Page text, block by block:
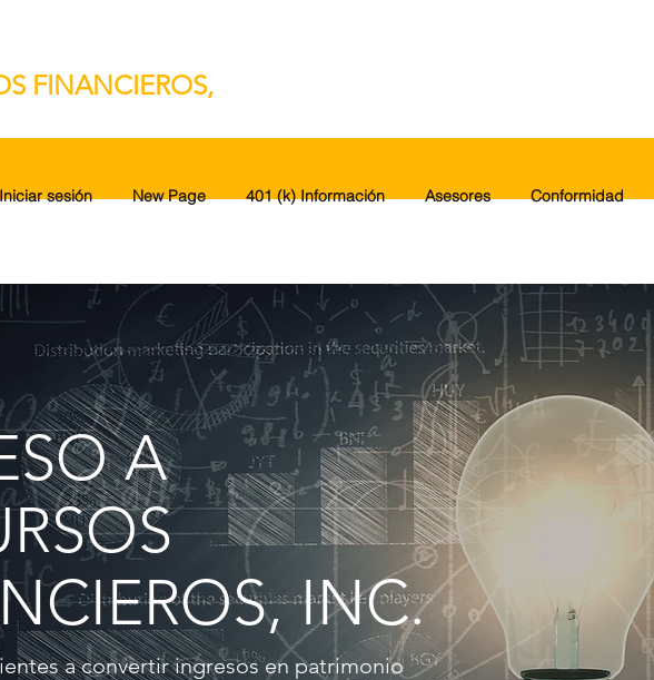
FINANCIEROS,
sesión New Page 401 (k) Información Asesores Conformidad
A
INC.
a convertir ingresos en patrimonio